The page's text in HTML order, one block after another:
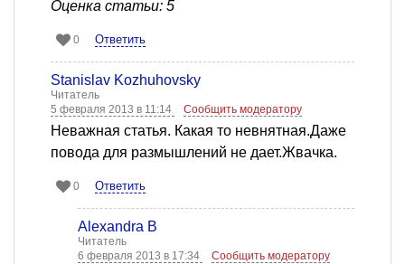
Оценка статьи: 5
0 Ответить
Stanislav Kozhuhovsky
Читатель
5 февраля 2013 в 11:14
Сообщить модератору
Неважная статья. Какая то невнятная.Даже
повода для размышлений не дает.Жвачка.
0 Ответить
Alexandra B
Читатель
6 февраля 2013 в 17:34
Сообщить модератору